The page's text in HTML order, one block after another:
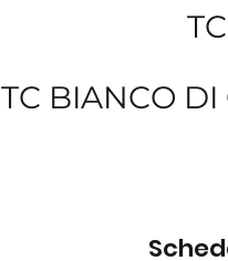
TC BIANCO